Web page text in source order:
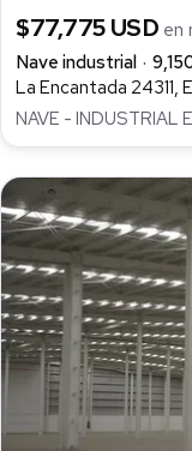
$77,775 USD en
Nave industrial
La Encantada 24311,
NAVE - INDUSTRIAL